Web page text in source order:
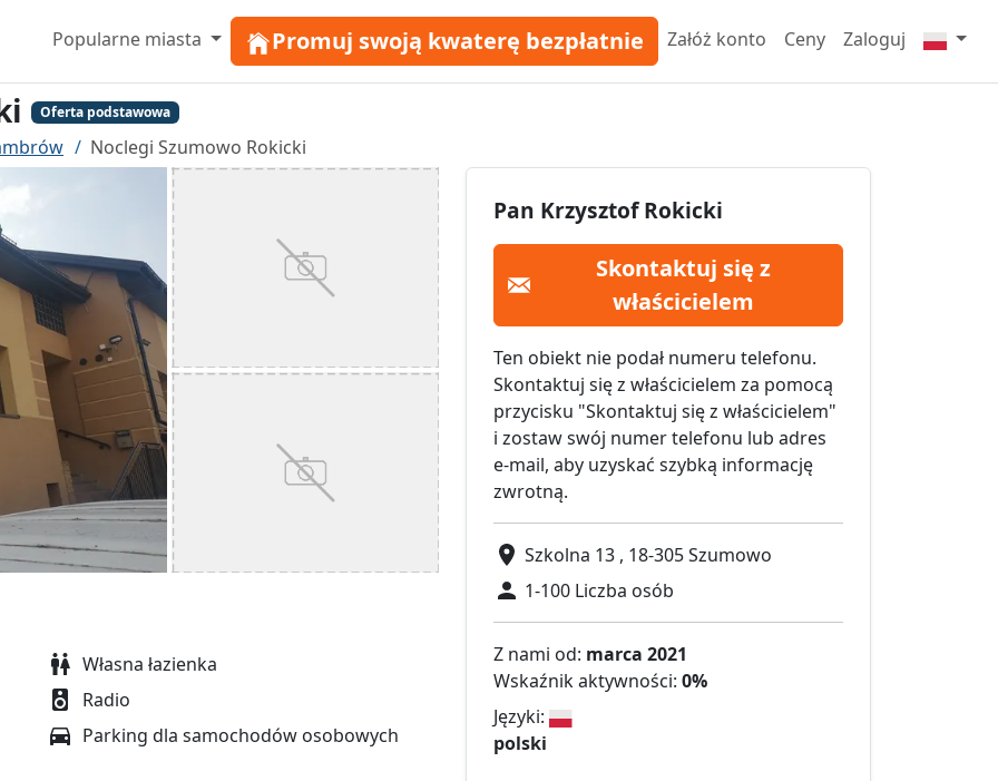
Popularne miasta Promuj swoją kwaterę bezpłatnie Załóż konto Ceny Zaloguj
Oferta podstawowa
Noclegi Szumowo Rokicki
Pan Krzysztof Rokicki
Skontaktuj się z
właścicielem
Ten obiekt nie podał numeru telefonu.
Skontaktuj się z właścicielem za pomocą
przycisku "Skontaktuj się z właścicielem"
i zostaw swój numer telefonu lub adres
e-mail, aby uzyskać szybką informację
zwrotną.
Szkolna 13 , 18-305 Szumowo
1-100 Liczba osób
Z nami od: marca 2021
Wskaźnik aktywności: 0%
Języki:
polski
Własna łazienka
Radio
Parking dla samochodów osobowych